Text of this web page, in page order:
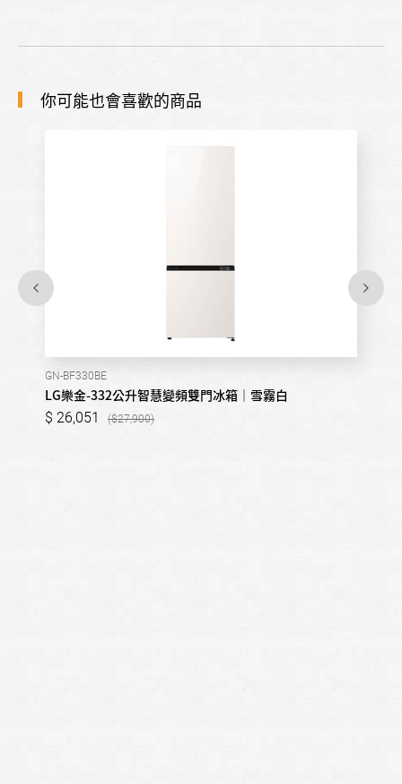
你可能也會喜歡的商品
GN-BF330BE
LG樂金-332公升智慧變頻雙門冰箱｜雪霧白
26,051 27,900